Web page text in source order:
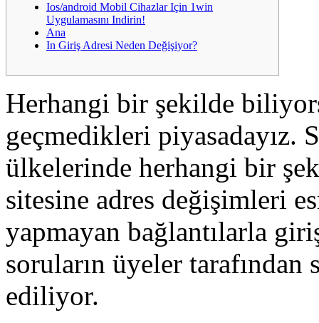
Ios/android Mobil Cihazlar Için 1win
Uygulamasını Indirin!
Ana
In Giriş Adresi Neden Değişiyor?
Herhangi bir şekilde
geçmedikleri piyasadayız.
ülkelerinde herhangi bir
sitesine adres değişimleri
yapmayan bağlantılarla
soruların üyeler
ediliyor.